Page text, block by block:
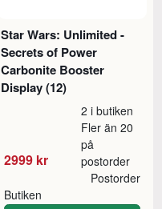
Star Wars: Unlimited -
Secrets of Power
Carbonite Booster
Display (12)
2999 kr
2 i butiken
Fler än 20
på
postorder
Butiken
Postorder